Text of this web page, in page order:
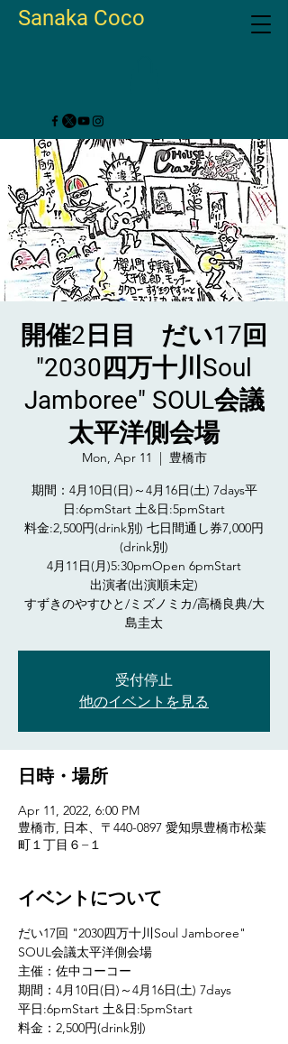
Sanaka Coco
開催2日目 だい17回
"2030四万十川Soul
Jamboree" SOUL会議
太平洋側会場
Mon, Apr 11
  |
豊橋市
期間：4月10日(日)～4月16日(土) 7days平
日:6pmStart 土&日:5pmStart
料金:2,500円(drink別) 七日間通し券7,000円
(drink別)
4月11日(月)5:30pmOpen 6pmStart
出演者(出演順未定)
すずきのやすひと/ミズノミカ/高橋良典/大
島圭太
受付停止
他のイベントを見る
日時・場所
Apr 11, 2022, 6:00 PM
豊橋市, 日本、〒440-0897 愛知県豊橋市松葉
町１丁目６−１
イベントについて
だい17回 "2030四万十川Soul Jamboree"
SOUL会議太平洋側会場
主催：佐中コーコー
期間：4月10日(日)～4月16日(土) 7days
平日:6pmStart 土&日:5pmStart
料金：2,500円(drink別)